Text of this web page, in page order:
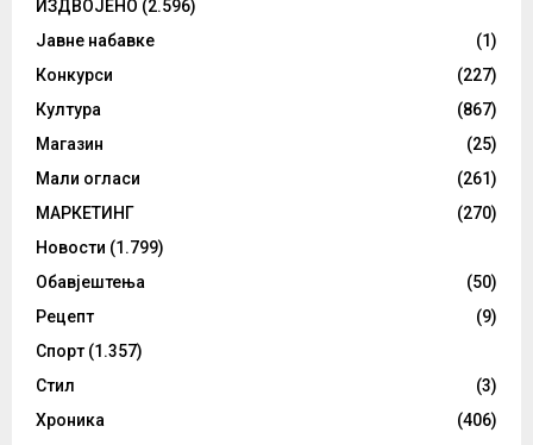
ИЗДВОЈЕНО (2.596)
Јавне набавке
(1)
Конкурси
(227)
Култура
(867)
Магазин
(25)
Мали огласи
(261)
МАРКЕТИНГ
(270)
Новости (1.799)
Обавјештења
(50)
Рецепт
(9)
Спорт (1.357)
Стил
(3)
Хроника
(406)